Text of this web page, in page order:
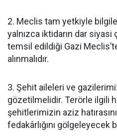
2. Meclis tam yetkiyle
yalnızca iktidarın dar
temsil edildiği Gazi
alınmalıdır.
3. Şehit aileleri ve
gözetilmelidir. Terörle ilgili
şehitlerimizin aziz
fedakârlığını gölgeleyecek